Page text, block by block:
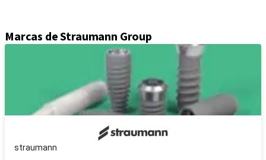
Marcas de Straumann Group
straumann